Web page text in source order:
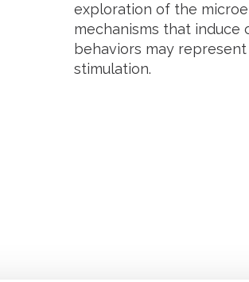
exploration of the
mechanisms that
behaviors may
stimulation.